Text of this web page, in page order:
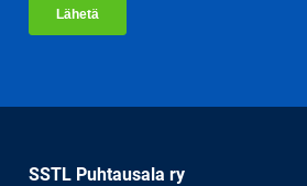
SSTL Puhtausala ry